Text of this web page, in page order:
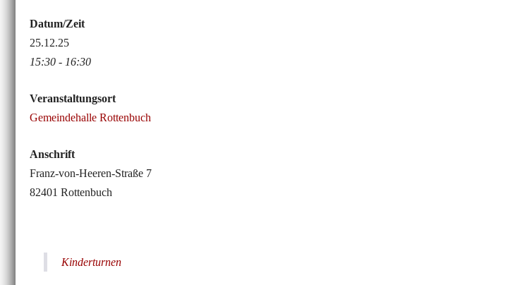
Datum/Zeit
25.12.25
15:30 - 16:30
Veranstaltungsort
Gemeindehalle Rottenbuch
Anschrift
Franz-von-Heeren-Straße 7
82401 Rottenbuch
Kinderturnen